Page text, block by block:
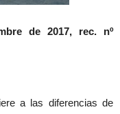
de 2017, rec. nº
a las diferencias de